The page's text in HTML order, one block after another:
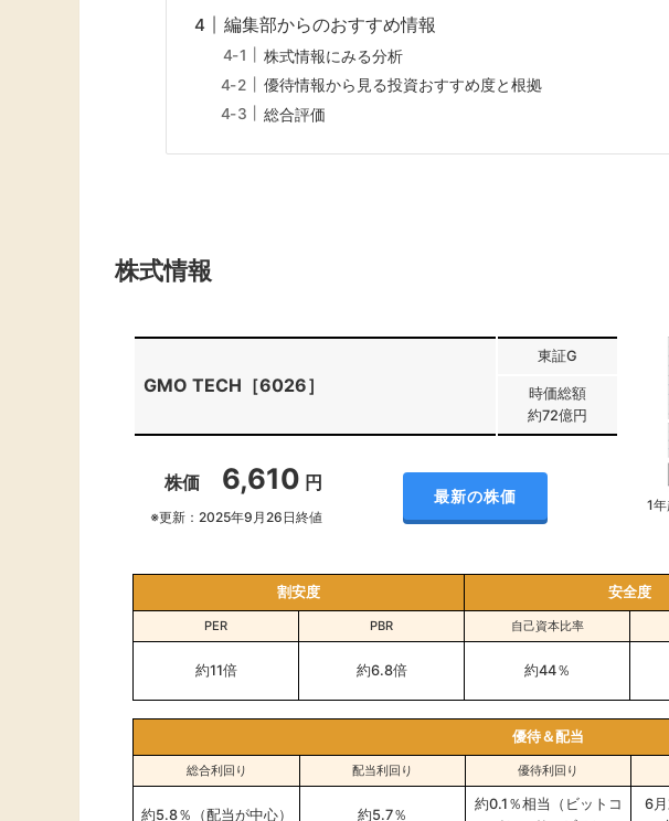
編集部からのおすすめ情報
株式情報にみる分析
優待情報から見る投資おすすめ度と根拠
総合評価
株式情報
GMO TECH［6026］
東証G
時価総額
約72億円
株価 6,610 円
※更新：2025年9月26日終値
最新の株価 1
割安度 安全度
PER PBR 自己資本比率
約11倍 約6.8倍 約44％
優待＆配当
総合利回り 配当利回り 優待利回り
約5.8％（配当が中心） 約5.7％
約0.1％相当（ビットコ
6